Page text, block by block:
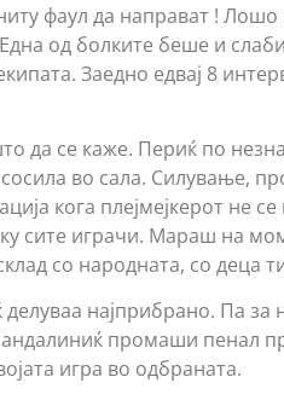
фаул да направат !
од болките беше и
Заедно едвај 8
да се каже. Периќ по
во сала. Силување,
кога плејмејкерот не
сите играчи. Мараш на
со народната, со деца
најприбрано. Па за
промаши пенал
игра во одбраната.